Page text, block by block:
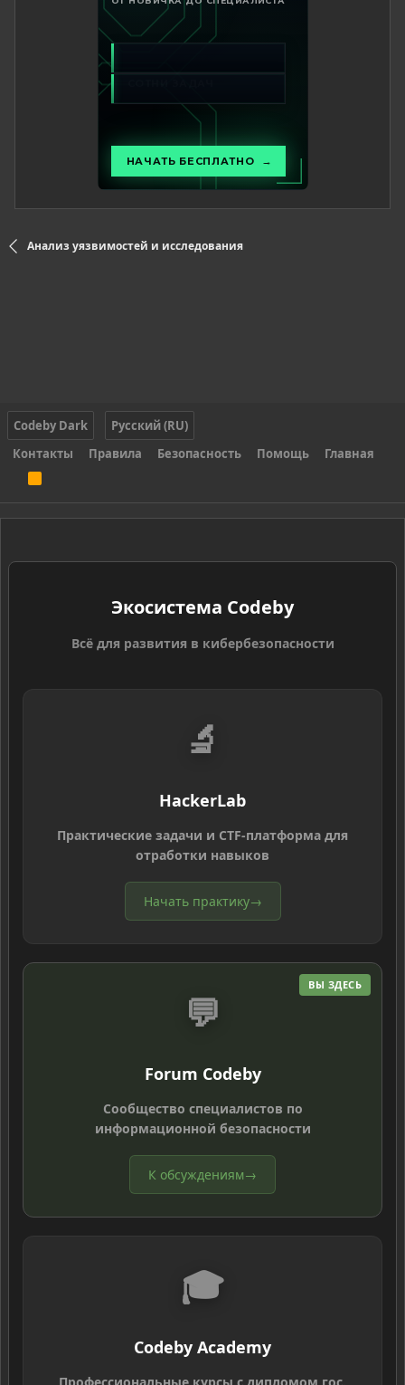
Анализ уязвимостей и исследования
Codeby Dark
Русский (RU)
Контакты
Правила Безопасность Помощь Главная
S
Экосистема Codeby
Всё для развития в кибербезопасности
🔬
HackerLab
Практические задачи и CTF-платформа для
отработки навыков
Начать практику→
ВЫ ЗДЕСЬ
💬
Forum Codeby
Сообщество специалистов по
информационной безопасности
К обсуждениям→
🎓
Codeby Academy